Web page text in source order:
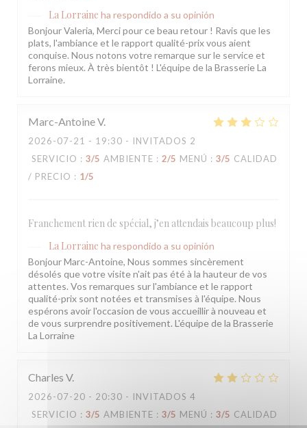
La Lorraine ha respondido a su opinión
Bonjour Valeria, Merci pour ce beau retour ! Ravis que les
plats, l'ambiance et le rapport qualité-prix vous aient
conquise. Nous notons votre remarque sur le service et
ferons mieux. À très bientôt ! L'équipe de la Brasserie La
Lorraine.
Marc-AntoineV
2026-07-21 - 19:30 - INVITADOS 2
SERVICIO : 3/5 AMBIENTE : 2/5 MENÚ : 3/5 CALIDAD
/ PRECIO : 1/5
Franchement rien de spécial, j’en attendais beaucoup plus!
La Lorraine ha respondido a su opinión
Bonjour Marc-Antoine, Nous sommes sincèrement
désolés que votre visite n'ait pas été à la hauteur de vos
attentes. Vos remarques sur l'ambiance et le rapport
qualité-prix sont notées et transmises à l'équipe. Nous
espérons avoir l'occasion de vous accueillir à nouveau et
de vous surprendre positivement. L'équipe de la Brasserie
La Lorraine
Charles V
2026-07-20 - 20:30 - INVITADOS 4
SERVICIO : 3/5 AMBIENTE : 3/5 MENÚ : 3/5 CALIDAD